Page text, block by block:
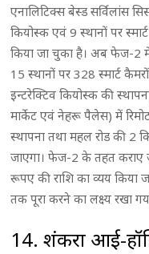
एनालिटिक्स बेस्ड सर्विलांस
कियोस्क एवं 9 स्थानों पर
किया जा चुका है। अब फेज-2 में
15 स्थानों पर 328 स्मार्ट
इन्टरेक्टिव कियोस्क की
मार्केट एवं नेहरू पैलेस) में
स्थापना तथा महल रोड की 2
जाएगा। फेज-2 के तहत कराए
रूपए की राशि का व्यय किया
तक पूरा करने का लक्ष्य रखा
14. शंकरा आई-